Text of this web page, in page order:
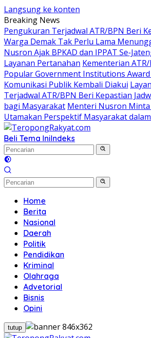
Langsung ke konten
Breaking News
Pengukuran Terjadwal ATR/BPN Beri
Warga Demak Tak Perlu Lama
Nusron Ajak BPKAD dan IPPAT Se-
Layanan Pertanahan Kementerian
Popular Government Institutions Award
Komunikasi Publik Kembali Diakui
Terjadwal ATR/BPN Beri Kepastian
bagi Masyarakat Menteri Nusron
Utamakan Perspektif Masyarakat
Beli Tema IniIndeks
Home
Berita
Nasional
Daerah
Politik
Pendidikan
Kriminal
Olahraga
Advetorial
Bisnis
Opini
tutup